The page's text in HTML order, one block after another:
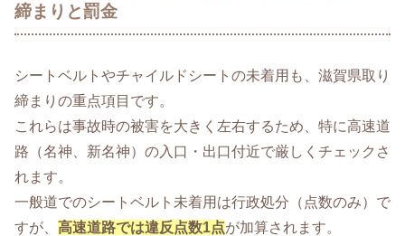
締まりと罰金
シートベルトやチャイルドシートの未着用も、滋賀県取り
締まりの重点項目です。
これらは事故時の被害を大きく左右するため、特に高速道
路（名神、新名神）の入口・出口付近で厳しくチェックさ
れます。
一般道でのシートベルト未着用は行政処分（点数のみ）で
すが、 高速道路では違反点数1点が加算されます。